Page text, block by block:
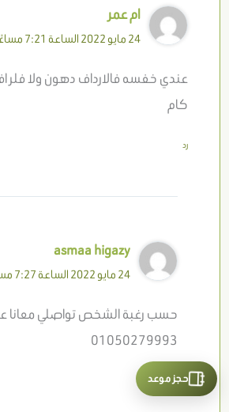
ام عمر
24 مايو 2022 الساعة 7:21 مساءً
عندي خفسه فالارداف دهون ولا فلر
كام
رد
asmaa higazy
24 مايو 2022 الساعة 7:27 مساءً
حسب رغبة الشخص تواصلي معانا
01050279993
رد
حجز موعد